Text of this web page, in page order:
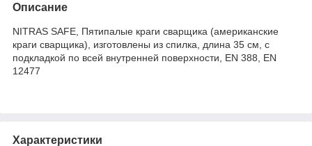
Описание
NITRAS SAFE, Пятипалые краги сварщика (американские
краги сварщика), изготовлены из спилка, длина 35 см, с
подкладкой по всей внутренней поверхности, EN 388, EN
12477
Характеристики